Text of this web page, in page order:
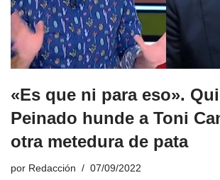
«Es que ni para eso».
Peinado hunde a Toni
otra metedura de pata
por Redacción 07/09/2022